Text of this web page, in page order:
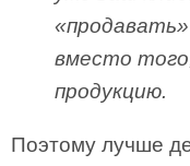
вместо
продукцию.
Поэтому лучше